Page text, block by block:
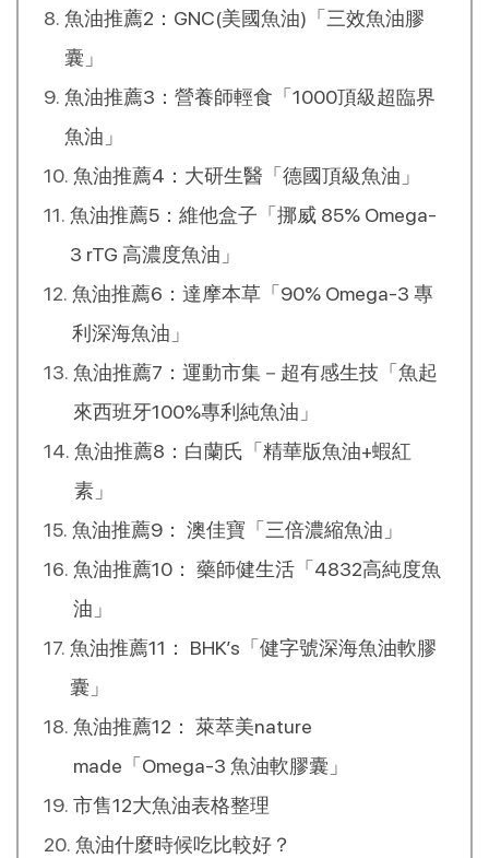
魚油推薦2：GNC(美國魚油)「三效魚油膠
囊」
魚油推薦3：營養師輕食「1000頂級超臨界
魚油」
魚油推薦4：大研生醫「德國頂級魚油」
魚油推薦5：維他盒子「挪威 85% Omega-
3 rTG 高濃度魚油」
魚油推薦6：達摩本草「90% Omega-3 專
利深海魚油」
魚油推薦7：運動市集－超有感生技「魚起
來西班牙100%專利純魚油」
魚油推薦8：白蘭氏「精華版魚油+蝦紅
素」
魚油推薦9： 澳佳寶「三倍濃縮魚油」
魚油推薦10： 藥師健生活「4832高純度魚
油」
魚油推薦11： BHK’s「健字號深海魚油軟膠
囊」
魚油推薦12： 萊萃美nature
made「Omega-3 魚油軟膠囊」
市售12大魚油表格整理
魚油什麼時候吃比較好？